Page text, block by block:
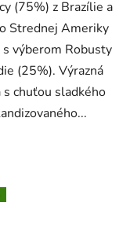
(75%) z Brazílie a
Strednej Ameriky
výberom Robusty
(25%). Výrazná
s chuťou sladkého